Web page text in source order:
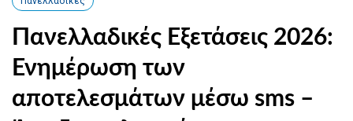
Πανελλαδικές Εξετάσεις 2026:
Ενημέρωση των
αποτελεσμάτων μέσω sms –